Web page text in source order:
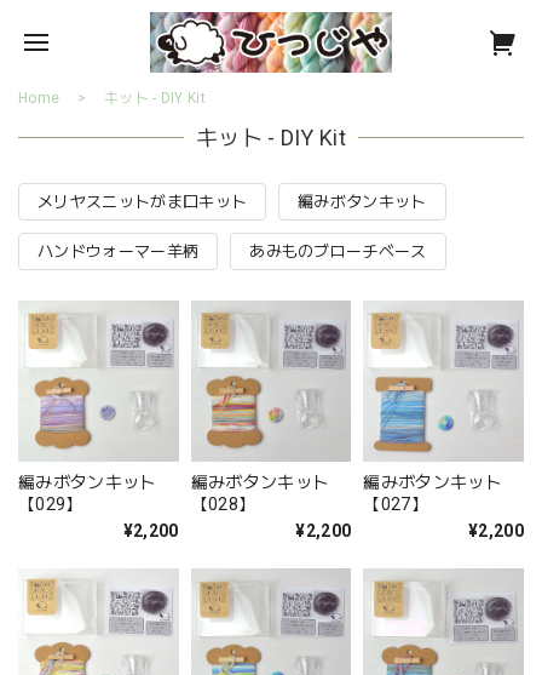
Home キット - DIY Kit
キット - DIY Kit
メリヤスニットがま口キット 編みボタンキット
ハンドウォーマー羊柄 あみものブローチベース
編みボタンキット
【029】
¥2,200
編みボタンキット
【028】
¥2,200
編みボタンキット
【027】
¥2,200